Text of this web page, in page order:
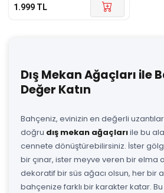
1.999 TL
Dış Mekan Ağaçları ile
Değer Katın
Bahçeniz, evinizin en değerli
doğru dış mekan ağaçlarıile bu
cennete dönüştürebilirsiniz. İster
bir çınar, ister meyve veren bir elma
dekoratif bir süs ağacı olsun, her bir
bahçenize farklı bir karakter katar.